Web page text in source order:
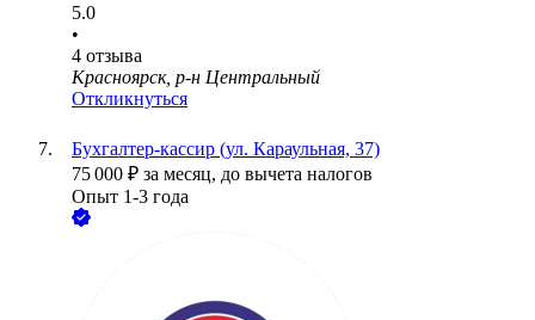
5.0
•
4 отзыва
Красноярск, р-н Центральный
Откликнуться
Бухгалтер-кассир (ул. Караульная, 37)
75 000 ₽ за месяц, до вычета налогов
Опыт 1-3 года